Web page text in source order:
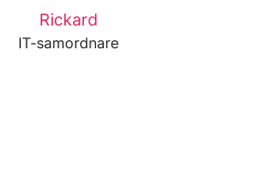
Rickard
IT-samordnare